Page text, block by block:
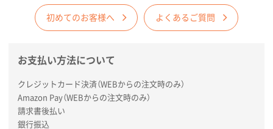
ワンポイントポリ袋 A4サイズ
2026年03月09日 08:27
ラミネート紙袋 規格L1サイズ(A4対応)
2026年02月26日 15:33
見積りの仕方が明確だったから
初めてのお客様へ よくあるご質問
お支払い方法について
クレジットカード決済（WEBからの注文時のみ）
Amazon Pay（WEBからの注文時のみ）
請求書後払い
銀行振込